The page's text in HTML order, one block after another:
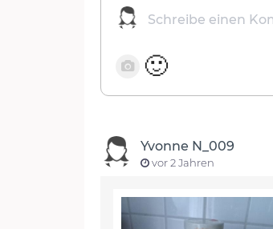
🙂
Yvonne N_009
vor 2 Jahren